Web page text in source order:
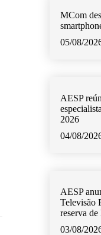
MCom
05/08/
AESP
2026
04/08/
AESP
Televisão
reserva de
03/08/